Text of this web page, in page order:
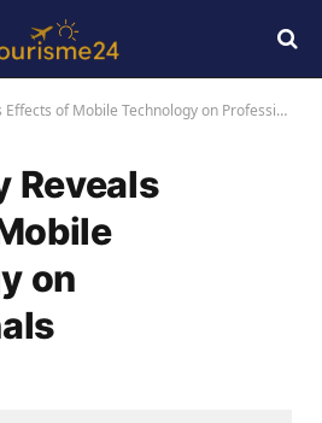
of Mobile Technology on Professionals
Reveals
on